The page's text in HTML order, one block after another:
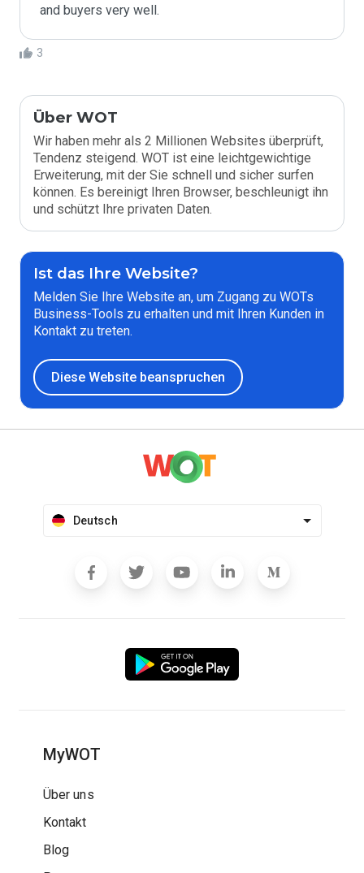
and buyers very well.
3
Über WOT
Wir haben mehr als 2 Millionen Websites überprüft,
Tendenz steigend. WOT ist eine leichtgewichtige
Erweiterung, mit der Sie schnell und sicher surfen
können. Es bereinigt Ihren Browser, beschleunigt ihn
und schützt Ihre privaten Daten.
Ist das Ihre Website?
Melden Sie Ihre Website an, um Zugang zu WOTs
Business-Tools zu erhalten und mit Ihren Kunden in
Kontakt zu treten.
Diese Website beanspruchen
Deutsch
MyWOT
Über uns
Kontakt
Blog